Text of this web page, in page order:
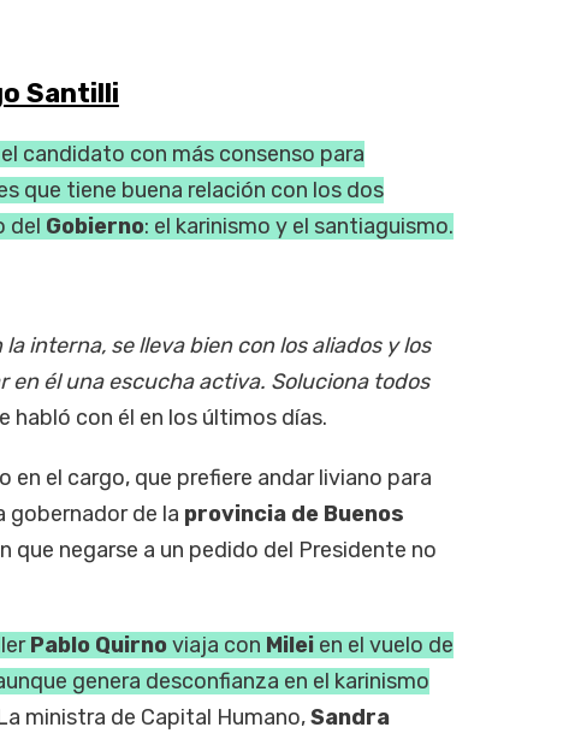
Santilli
el candidato con más consenso para
que tiene buena relación con los dos
del Gobierno: el karinismo y el santiaguismo.
interna, se lleva bien con los aliados y los
él una escucha activa. Soluciona todos
habló con él en los últimos días.
en el cargo, que prefiere andar liviano para
gobernador de la provincia de Buenos
que negarse a un pedido del Presidente no
Pablo Quirnoviaja con Milei en el vuelo de
genera desconfianza en el karinismo
ministra de Capital Humano,Sandra